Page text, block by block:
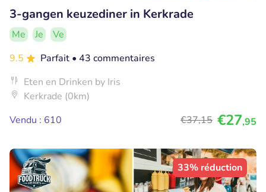
3-gangen keuzediner in Kerkrade
Me Je
Ve
9.5
Parfait • 43 commentaires
Eten en Drinken by Iris
Kerkrade (0km)
Vendu : 610
€37,15 €27,95
33% réduction